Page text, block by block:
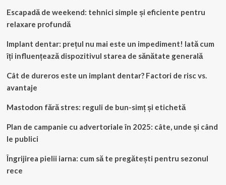
Escapadă de weekend: tehnici simple și eficiente pentru
relaxare profundă
Implant dentar: prețul nu mai este un impediment! Iată cum
îți influențează dispozitivul starea de sănătate generală
Cât de dureros este un implant dentar? Factori de risc vs.
avantaje
Mastodon fără stres: reguli de bun-simț și etichetă
Plan de campanie cu advertoriale în 2025: câte, unde și când
le publici
Îngrijirea pielii iarna: cum să te pregătești pentru sezonul
rece